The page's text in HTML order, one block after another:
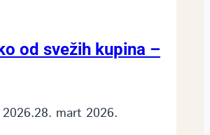
od svežih kupina –
28. mart 2026.